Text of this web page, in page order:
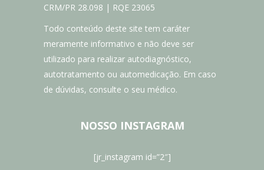
CRM/PR 28.098 | RQE 23065
Todo conteúdo deste site tem caráter
meramente informativo e não deve ser
utilizado para realizar autodiagnóstico,
autotratamento ou automedicação. Em caso
de dúvidas, consulte o seu médico.
NOSSO INSTAGRAM
[jr_instagram id=”2″]